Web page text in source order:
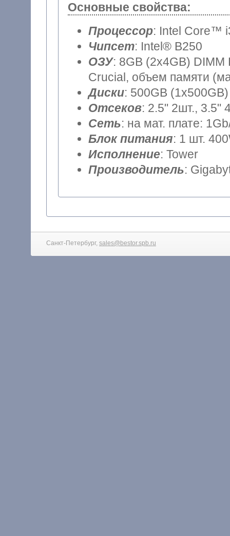
Основные свойства:
Процессор: Intel Core™
Чипсет: Intel® B250
ОЗУ: 8GB (2x4GB) DIMM DDR4 (частота шины 2400MHz)
Crucial, объем памяти
Диски: 500GB
Отсеков: 2.5" 2шт., 3.5"
Сеть: на мат. плате:
Блок питания: 1 шт.
Исполнение: Tower
Производитель:
Санкт-Петербург, sales@bestor.spb.ru